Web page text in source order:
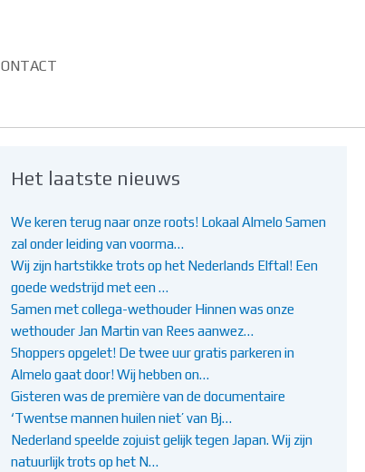
Het laatste nieuws
We keren terug naar onze roots! Lokaal Almelo Samen
zal onder leiding van voorma…
Wij zijn hartstikke trots op het Nederlands Elftal! Een
goede wedstrijd met een …
Samen met collega-wethouder Hinnen was onze
wethouder Jan Martin van Rees aanwez…
Shoppers opgelet! De twee uur gratis parkeren in
Almelo gaat door! Wij hebben on…
Gisteren was de première van de documentaire
‘Twentse mannen huilen niet’ van Bj…
Nederland speelde zojuist gelijk tegen Japan. Wij zijn
natuurlijk trots op het N…